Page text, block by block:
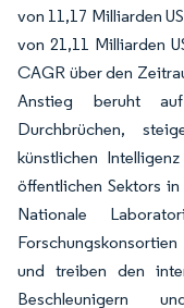
von 11,17 Milliarden
von 21,11 Milliarden
CAGR über den
Anstieg beruht
Durchbrüchen,
künstlichen
öffentlichen Sektors
Nationale
und treiben den
Beschleunigern